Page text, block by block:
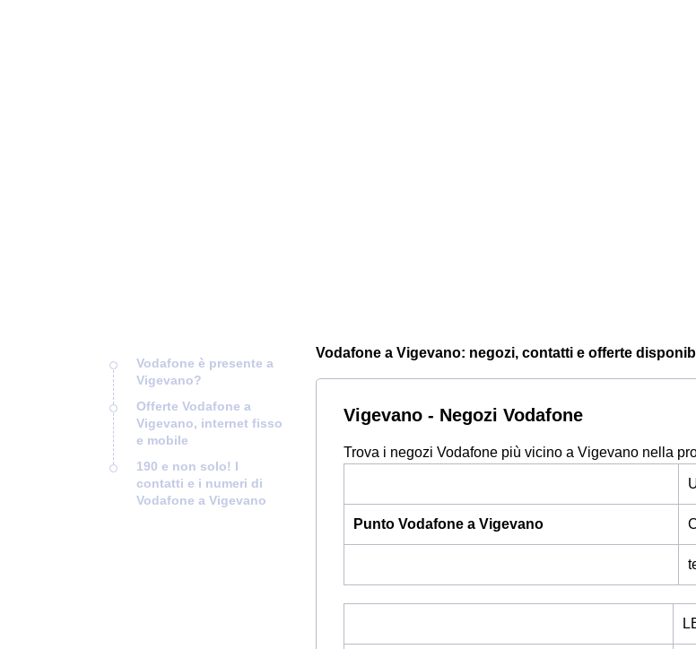
Vodafone è presente a
Vigevano?
Offerte Vodafone a
Vigevano, internet fisso
e mobile
190 e non solo! I
contatti e i numeri di
Vodafone a Vigevano
Vodafone a Vigevano: negozi, contatti e offerte
Vigevano - Negozi Vodafone
Trova i negozi Vodafone più vicino a Vigevano nella
Punto Vodafone a Vigevano